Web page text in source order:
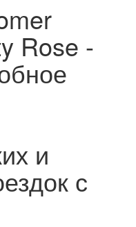
Rose -
и
с